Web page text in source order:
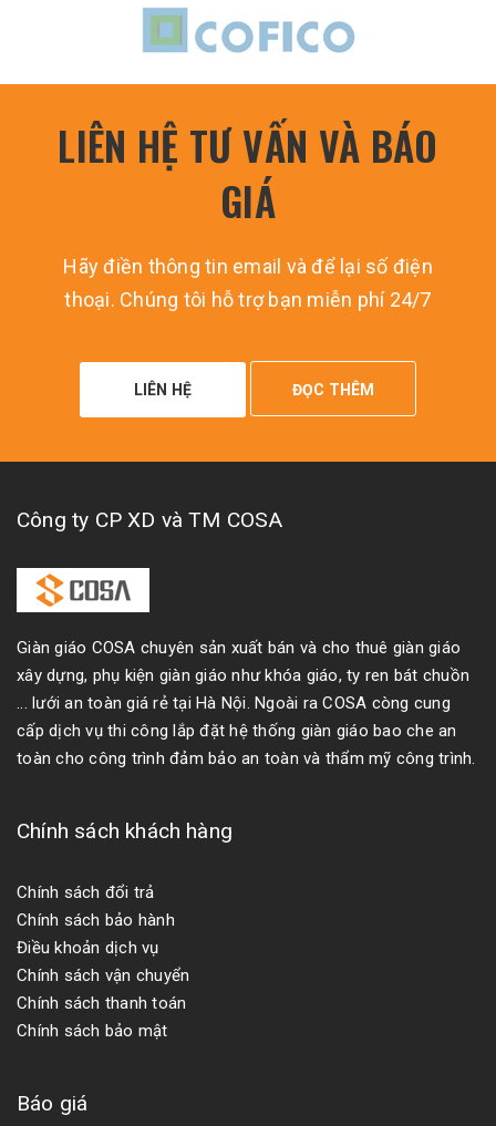
LIÊN HỆ TƯ VẤN VÀ BÁO
GIÁ
Hãy điền thông tin email và để lại số điện
thoại. Chúng tôi hỗ trợ bạn miễn phí 24/7
LIÊN HỆ ĐỌC THÊM
Công ty CP XD và TM COSA
Giàn giáo COSA chuyên sản xuất bán và cho thuê giàn giáo
xây dựng, phụ kiện giàn giáo như khóa giáo, ty ren bát chuồn
... lưới an toàn giá rẻ tại Hà Nội. Ngoài ra COSA còng cung
cấp dịch vụ thi công lắp đặt hệ thống giàn giáo bao che an
toàn cho công trình đảm bảo an toàn và thẩm mỹ công trình.
Chính sách khách hàng
Chính sách đổi trả
Chính sách bảo hành
Điều khoản dịch vụ
Chính sách vận chuyển
Chính sách thanh toán
Chính sách bảo mật
Báo giá